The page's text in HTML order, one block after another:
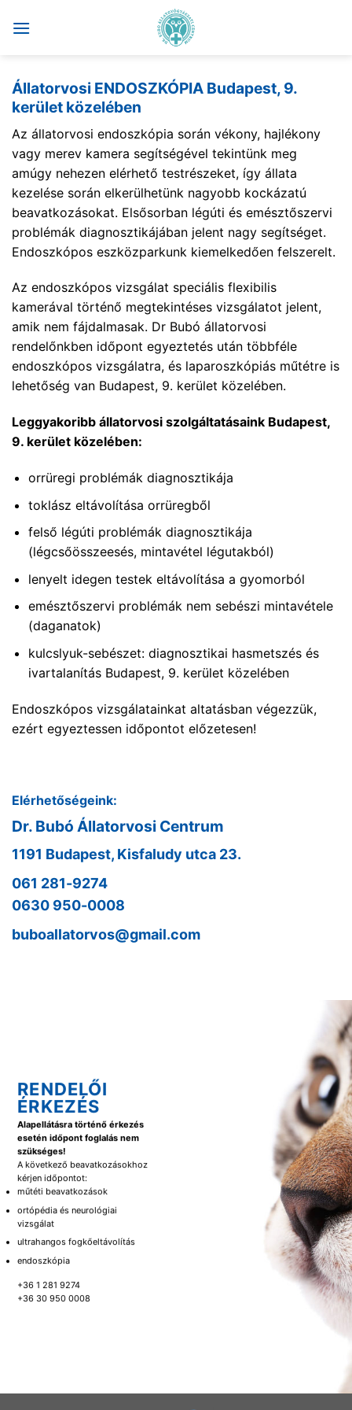
Állatorvosi ENDOSZKÓPIA Budapest, 9.
kerület közelében
Az állatorvosi endoszkópia során vékony, hajlékony
vagy merev kamera segítségével tekintünk meg
amúgy nehezen elérhető testrészeket, így állata
kezelése során elkerülhetünk nagyobb kockázatú
beavatkozásokat. Elsősorban légúti és emésztőszervi
problémák diagnosztikájában jelent nagy segítséget.
Endoszkópos eszközparkunk kiemelkedően felszerelt.
Az endoszkópos vizsgálat speciális flexibilis
kamerával történő megtekintéses vizsgálatot jelent,
amik nem fájdalmasak. Dr Bubó állatorvosi
rendelőnkben időpont egyeztetés után többféle
endoszkópos vizsgálatra, és laparoszkópiás műtétre is
lehetőség van Budapest, 9. kerület közelében.
Leggyakoribb állatorvosi szolgáltatásaink Budapest,
9. kerület közelében:
orrüregi problémák diagnosztikája
toklász eltávolítása orrüregből
felső légúti problémák diagnosztikája
(légcsőösszeesés, mintavétel légutakból)
lenyelt idegen testek eltávolítása a gyomorból
emésztőszervi problémák nem sebészi mintavétele
(daganatok)
kulcslyuk-sebészet: diagnosztikai hasmetszés és
ivartalanítás Budapest, 9. kerület közelében
Endoszkópos vizsgálatainkat altatásban végezzük,
ezért egyeztessen időpontot előzetesen!
Elérhetőségeink:
Dr. Bubó Állatorvosi Centrum
1191 Budapest, Kisfaludy utca 23.
061 281-9274
0630 950-0008
buboallatorvos@gmail.com
RENDELŐI
ÉRKEZÉS
Alapellátásra történő érkezés
esetén időpont foglalás nem
szükséges!
A következő beavatkozásokhoz
kérjen időpontot:
műtéti beavatkozások
ortópédia és neurológiai
vizsgálat
ultrahangos fogkőeltávolítás
endoszkópia
+36 1 281 9274
+36 30 950 0008